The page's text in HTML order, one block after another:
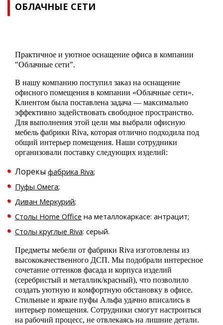
ОБЛАЧНЫЕ СЕТИ
Практичное и уютное оснащение офиса в компании
"Облачные сети".
В нашу компанию поступил заказ на оснащение
офисного помещения в компании «Облачные сети».
Клиентом была поставлена задача — максимально
эффективно задействовать свободное пространство.
Для выполнения этой цели мы выбрали офисную
мебель фабрики Riva, которая отлично подходила под
общий интерьер помещения. Наши сотрудники
организовали поставку следующих изделий:
Лорекы фабрика Riva;
Пуфы Омега;
Диван Меркурий;
Столы Home Office на металлокаркасе: антрацит;
Столы круглые Riva: серый.
Предметы мебели от фабрики Riva изготовлены из
высококачественного ДСП. Мы подобрали интересное
сочетание оттенков фасада и корпуса изделий
(серебристый и металлик/красный), что позволило
создать уютную и комфортную обстановку в офисе.
Стильные и яркие пуфы Альфа удачно вписались в
интерьер помещения. Сотрудники смогут настроиться
на рабочий процесс, не отвлекаясь на лишние детали.